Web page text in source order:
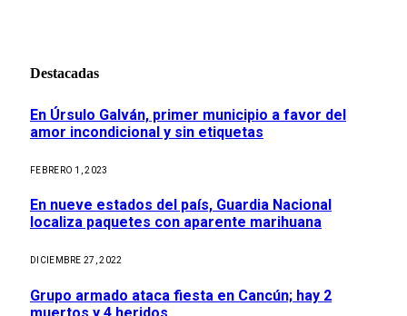
Destacadas
En Úrsulo Galván, primer municipio a favor del
amor incondicional y sin etiquetas
FEBRERO 1, 2023
En nueve estados del país, Guardia Nacional
localiza paquetes con aparente marihuana
DICIEMBRE 27, 2022
Grupo armado ataca fiesta en Cancún; hay 2